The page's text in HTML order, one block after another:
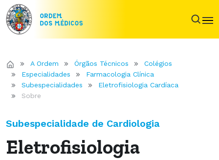
A Ordem Órgãos Técnicos
Colégios
Especialidades
Farmacologia Clínica
Subespecialidades
Eletrofisiologia Cardíaca
Sobre
Subespecialidade de Cardiologia
Eletrofisiologia